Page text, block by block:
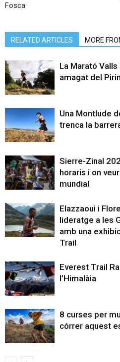
Fosca
RELATED ARTICLES MORE
La Marató
amagat del
Una Montlude
trenca la
Sierre-Zinal
horaris i on
mundial
Elazzaoui i
lideratge a les
amb una
Trail
Everest Trail
l’Himalàia
8 curses per
córrer aquest